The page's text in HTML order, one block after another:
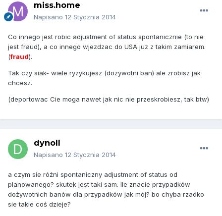
miss.home
Napisano 12 Stycznia 2014
Co innego jest robic adjustment of status spontanicznie (to nie
jest fraud), a co innego wjezdzac do USA juz z takim zamiarem.
(fraud).
Tak czy siak- wiele ryzykujesz (dozywotni ban) ale zrobisz jak
chcesz.
(deportowac Cie moga nawet jak nic nie przeskrobiesz, tak btw)
dynoll
Napisano 12 Stycznia 2014
a czym sie różni spontaniczny adjustment of status od
planowanego? skutek jest taki sam. Ile znacie przypadków
dożywotnich banów dla przypadków jak mój? bo chyba rzadko
sie takie coś dzieje?